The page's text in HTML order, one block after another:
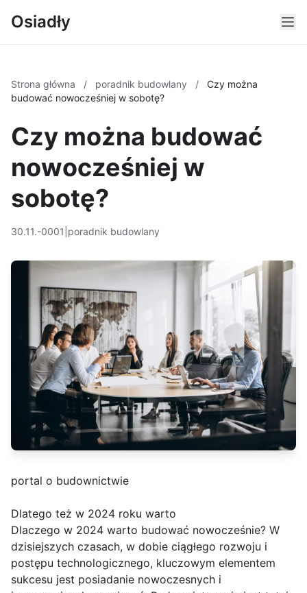
Osiadły
Strona główna / poradnik budowlany /
Czy można
budować nowocześniej w sobotę?
Czy można budować
nowocześniej w
sobotę?
30.11.-0001 poradnik budowlany
portal o budownictwie
Dlatego też w 2024 roku warto
Dlaczego w 2024 warto budować nowocześnie? W
dzisiejszych czasach, w dobie ciągłego rozwoju i
postępu technologicznego, kluczowym elementem
sukcesu jest posiadanie nowoczesnych i